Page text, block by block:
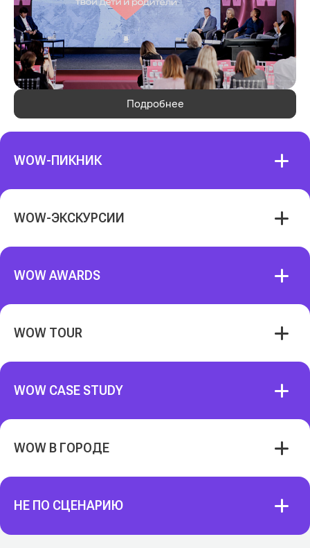
Подробнее
WOW-ПИКНИК
WOW-ЭКСКУРСИИ
WOW AWARDS
WOW TOUR
WOW CASE STUDY
WOW В ГОРОДЕ
НЕ ПО СЦЕНАРИЮ